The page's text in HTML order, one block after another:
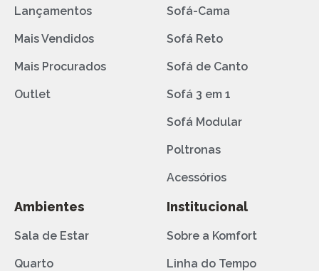
Lançamentos
Mais Vendidos
Mais Procurados
Outlet
Sofá-Cama
Sofá Reto
Sofá de Canto
Sofá 3 em 1
Sofá Modular
Poltronas
Acessórios
Ambientes
Sala de Estar
Quarto
Institucional
Sobre a Komfort
Linha do Tempo